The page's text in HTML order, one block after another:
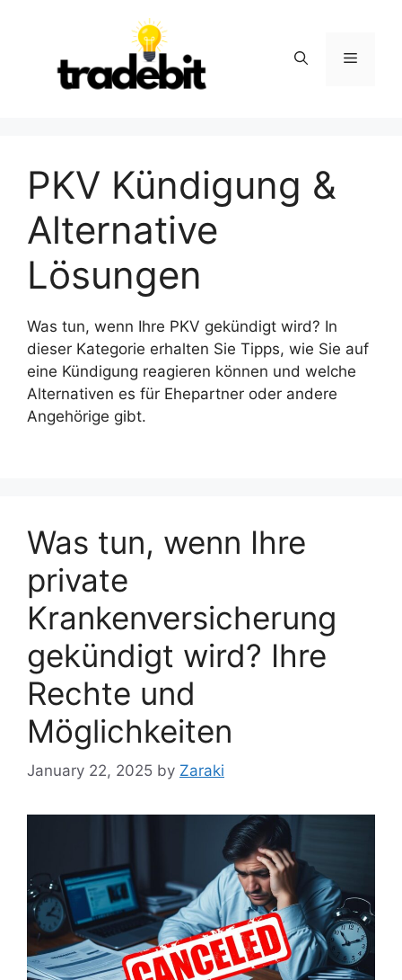
Menu
PKV Kündigung &
Alternative
Lösungen
Was tun, wenn Ihre PKV gekündigt wird? In
dieser Kategorie erhalten Sie Tipps, wie Sie auf
eine Kündigung reagieren können und welche
Alternativen es für Ehepartner oder andere
Angehörige gibt.
Was tun, wenn Ihre
private
Krankenversicherung
gekündigt wird? Ihre
Rechte und
Möglichkeiten
January 22, 2025 by Zaraki